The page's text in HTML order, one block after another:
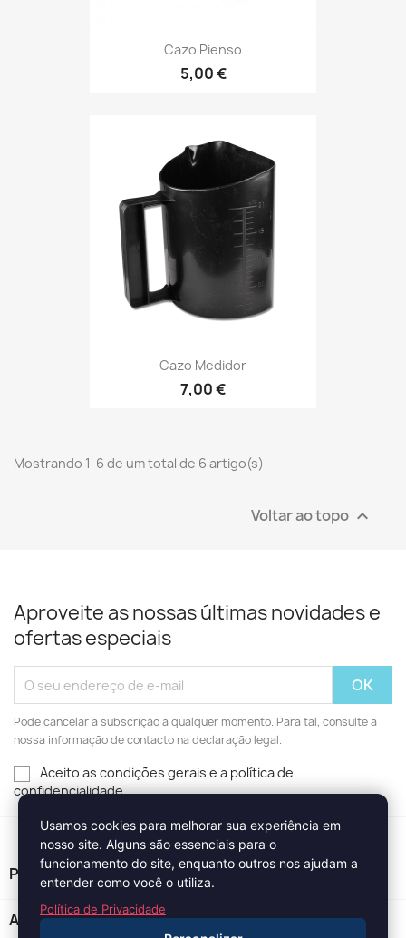
Cazo Pienso
5,00 €
Cazo Medidor
7,00 €
Mostrando 1-6 de um total de 6 artigo(s)
Voltar ao topo 
Aproveite as nossas últimas novidades e
ofertas especiais
Pode cancelar a subscrição a qualquer momento. Para tal, consulte a
nossa informação de contacto na declaração legal.
Aceito as condições gerais e a política de
confidencialidade
Usamos cookies para melhorar sua experiência em
nosso site. Alguns são essenciais para o
funcionamento do site, enquanto outros nos ajudam a
entender como você o utiliza.
Política de Privacidade
PRODUTOS
A NOSSA EMPRESA 